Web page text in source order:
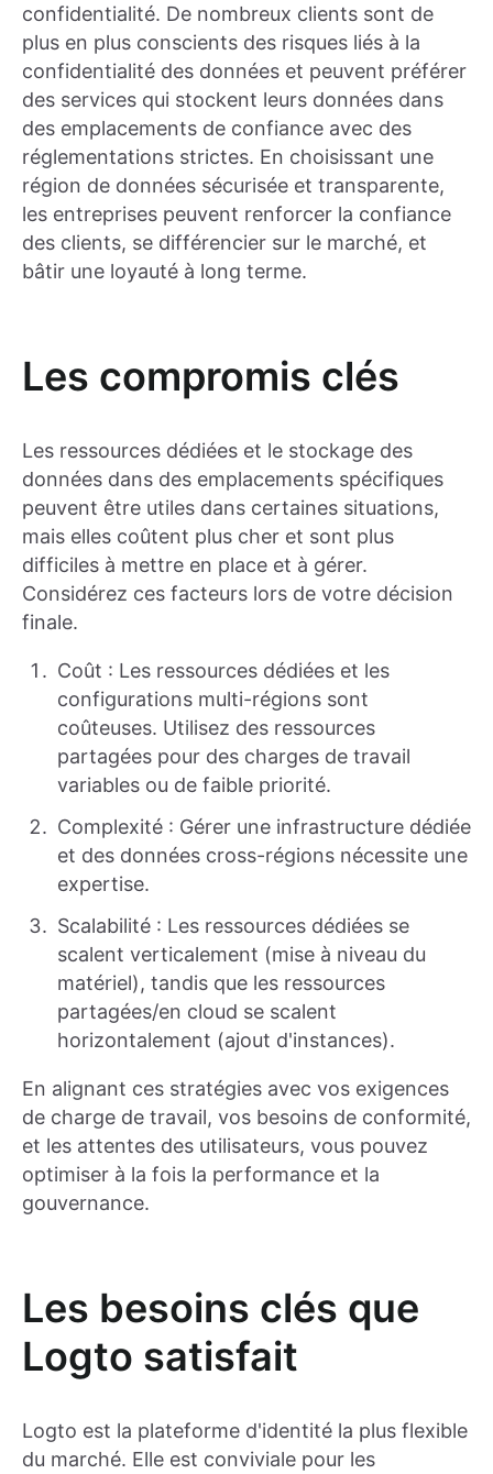
confidentialité. De nombreux clients sont de
plus en plus conscients des risques liés à la
confidentialité des données et peuvent préférer
des services qui stockent leurs données dans
des emplacements de confiance avec des
réglementations strictes. En choisissant une
région de données sécurisée et transparente,
les entreprises peuvent renforcer la confiance
des clients, se différencier sur le marché, et
bâtir une loyauté à long terme.
Les compromis clés
Les ressources dédiées et le stockage des
données dans des emplacements spécifiques
peuvent être utiles dans certaines situations,
mais elles coûtent plus cher et sont plus
difficiles à mettre en place et à gérer.
Considérez ces facteurs lors de votre décision
finale.
Coût : Les ressources dédiées et les
configurations multi-régions sont
coûteuses. Utilisez des ressources
partagées pour des charges de travail
variables ou de faible priorité.
Complexité : Gérer une infrastructure dédiée
et des données cross-régions nécessite une
expertise.
Scalabilité : Les ressources dédiées se
scalent verticalement (mise à niveau du
matériel), tandis que les ressources
partagées/en cloud se scalent
horizontalement (ajout d'instances).
En alignant ces stratégies avec vos exigences
de charge de travail, vos besoins de conformité,
et les attentes des utilisateurs, vous pouvez
optimiser à la fois la performance et la
gouvernance.
Les besoins clés que
Logto satisfait
Logto est la plateforme d'identité la plus flexible
du marché. Elle est conviviale pour les